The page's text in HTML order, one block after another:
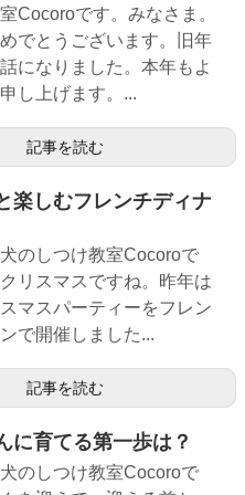
Cocoroです。みなさま。
でとうございます。旧年
になりました。本年もよ
し上げます。...
記事を読む
楽しむフレンチディナ
のしつけ教室Cocoroで
リスマスですね。昨年は
マスパーティーをフレン
で開催しました...
記事を読む
に育てる第一歩は？
のしつけ教室Cocoroで